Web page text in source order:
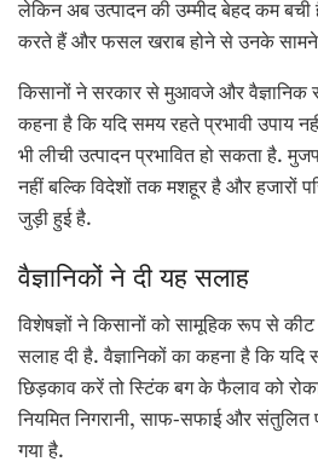
लेकिन अब उत्पादन की उम्मीद बेहद कम
करते हैं और फसल खराब होने से उनके सामने
किसानों ने सरकार से मुआवजे और वैज्ञानिक
कहना है कि यदि समय रहते प्रभावी उपाय
भी लीची उत्पादन प्रभावित हो सकता है.
नहीं बल्कि विदेशों तक मशहूर है और हजारों
जुड़ी हुई है.
वैज्ञानिकों ने दी यह सलाह
विशेषज्ञों ने किसानों को सामूहिक रूप से
सलाह दी है. वैज्ञानिकों का कहना है कि
छिड़काव करें तो स्टिंक बग के फैलाव को
नियमित निगरानी, साफ-सफाई और संतुलित
गया है.